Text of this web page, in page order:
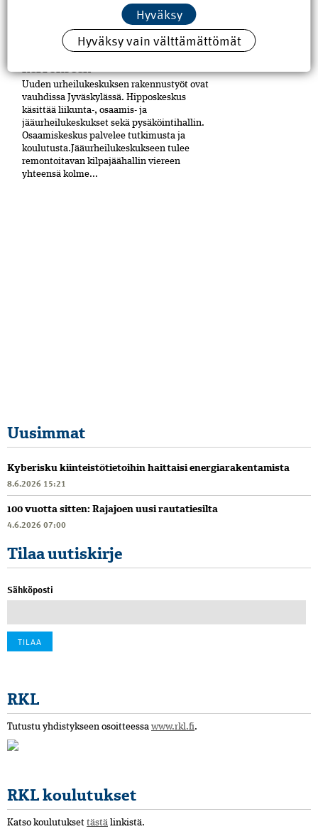
Yliopisto tulee Noodiin vuokralle.
Hankekokonaisuuteen on sisältynyt...
Hippoksen jäähallit kahteen
kerrokseen
Uuden urheilukeskuksen rakennustyöt ovat
vauhdissa Jyväskylässä. Hipposkeskus
käsittää liikunta-, osaamis- ja
jääurheilukeskukset sekä pysäköintihallin.
Osaamiskeskus palvelee tutkimusta ja
koulutusta.Jääurheilukeskukseen tulee
remontoitavan kilpajäähallin viereen
yhteensä kolme...
Uusimmat
Kyberisku kiinteistötietoihin haittaisi energiarakentamista
8.6.2026 15:21
100 vuotta sitten: Rajajoen uusi rautatiesilta
4.6.2026 07:00
Tilaa uutiskirje
Sähköposti
RKL
Tutustu yhdistykseen osoitteessa www.rkl.fi.
RKL koulutukset
Katso koulutukset tästä linkistä.
Hyväksy
Hyväksy vain välttämättömät